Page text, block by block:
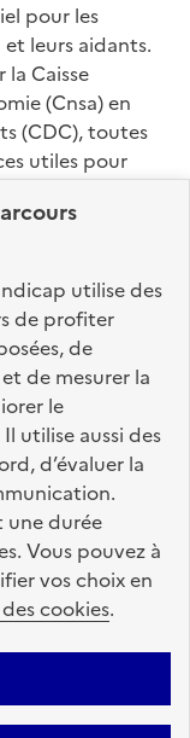
utilise des
de profiter
de
de mesurer la
le
utilise aussi des
d’évaluer la
une durée
Vous pouvez à
vos choix en
cookies.
pour les
leurs aidants.
Caisse
(Cnsa) en
(CDC), toutes
utiles pour
Mentions légales